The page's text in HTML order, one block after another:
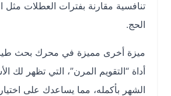
تنافسية مقارنة بفترات العطلات مثل
ميزة أخرى مميزة في محرك بحث طيران
أداة “التقويم المرن”، التي تظهر لك الأسعار
الشهر بأكمله، مما يساعدك على اختيار